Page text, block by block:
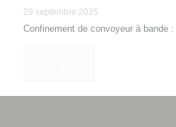
29 septembre 2025
Confinement de convoyeur à bande